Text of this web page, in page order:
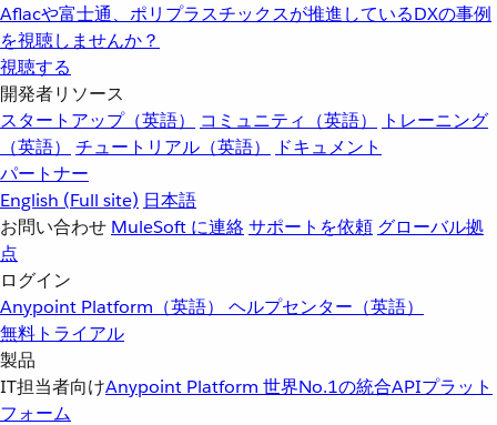
Aflacや富士通、ポリプラスチックスが推進しているDXの事例
を視聴しませんか？
視聴する
開発者リソース
スタートアップ（英語）
コミュニティ（英語）
トレーニング
（英語）
チュートリアル（英語）
ドキュメント
パートナー
English (Full site) 日本語
お問い合わせ MuleSoft に連絡サポートを依頼 グローバル拠
点
ログイン
Anypoint Platform（英語） ヘルプセンター（英語）
無料トライアル
製品
IT担当者向けAnypoint Platform 世界No.1の統合APIプラット
フォーム